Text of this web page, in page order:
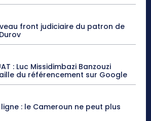
front judiciaire du patron de
: Luc Missidimbazi Banzouzi
du référencement sur Google
: le Cameroun ne peut plus